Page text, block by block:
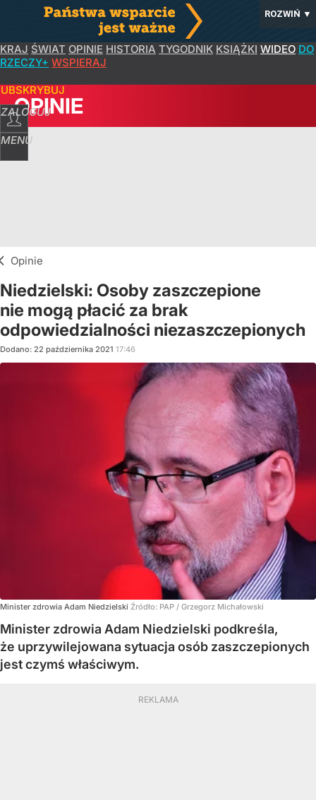
ROZWIŃ ▼
KRAJ ŚWIAT OPINIE HISTORIA TYGODNIK KSIĄŻKI WIDEO DO
RZECZY+ WSPIERAJ
ZALOGUJ
MENU
OPINIE
Opinie
Niedzielski: Osoby zaszczepione
nie mogą płacić za brak
odpowiedzialności niezaszczepionych
Dodano: 22 października 2021 17:46
Minister zdrowia Adam Niedzielski Źródło: PAP / Grzegorz Michałowski
Minister zdrowia Adam Niedzielski podkreśla,
że uprzywilejowana sytuacja osób zaszczepionych
jest czymś właściwym.